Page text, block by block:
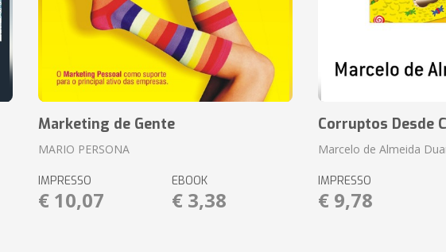
Marketing de Gente
MARIO PERSONA
IMPRESSO
€ 10,07
EBOOK
€ 3,38
Corruptos Desde
Marcelo de Almeida
IMPRESSO
€ 9,78